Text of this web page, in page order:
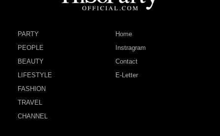
PARTY
PEOPLE
BEAUTY
LIFESTYLE
FASHION
TRAVEL
CHANNEL
Home
Instragram
Contact
E-Letter